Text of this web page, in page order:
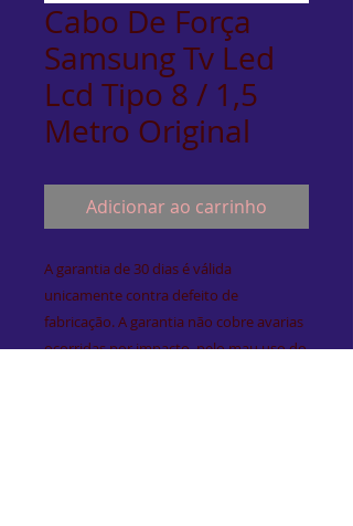
Cabo De Força
Samsung Tv Led
Lcd Tipo 8 / 1,5
Metro Original
Adicionar ao carrinho
A garantia de 30 dias é válida
unicamente contra defeito de
fabricação. A garantia não cobre avarias
ocorridas por impacto, pelo mau uso do